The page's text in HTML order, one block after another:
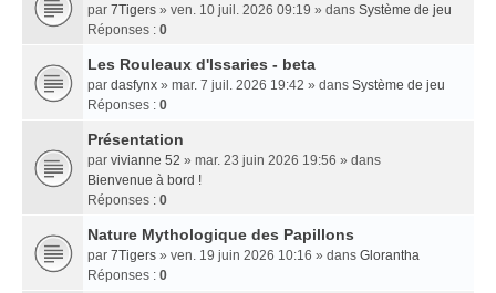
par 7Tigers » ven. 10 juil. 2026 09:19 » dans Système de jeu
Réponses : 0
Les Rouleaux d'Issaries - beta
par dasfynx » mar. 7 juil. 2026 19:42 » dans Système de jeu
Réponses : 0
Présentation
par vivianne 52 » mar. 23 juin 2026 19:56 » dans
Bienvenue à bord !
Réponses : 0
Nature Mythologique des Papillons
par 7Tigers » ven. 19 juin 2026 10:16 » dans Glorantha
Réponses : 0